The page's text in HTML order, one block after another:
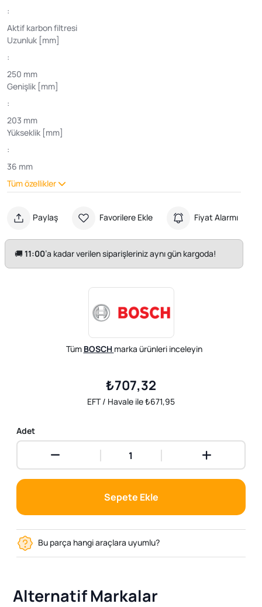
:
Aktif karbon filtresi
Uzunluk [mm]
:
250 mm
Genişlik [mm]
:
203 mm
Yükseklik [mm]
:
36 mm
Tüm özellikler
Paylaş Favorilere Ekle Fiyat Alarmı
🚚11:00’a kadar verilen siparişleriniz aynı gün kargoda!
Tüm BOSCH marka ürünleri inceleyin
₺707,32
EFT / Havale ile ₺671,95
Adet
Sepete Ekle
Bu parça hangi araçlara uyumlu?
Alternatif Markalar